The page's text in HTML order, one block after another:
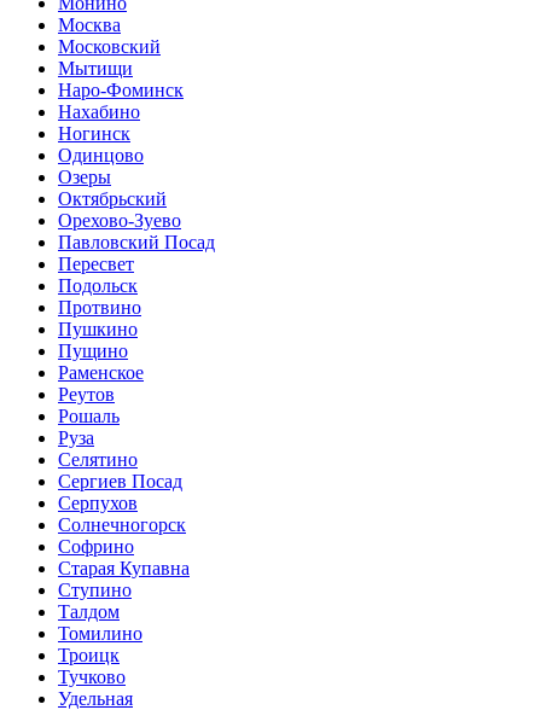
Москва
Московский
Мытищи
Наро-Фоминск
Нахабино
Ногинск
Одинцово
Озеры
Октябрьский
Орехово-Зуево
Павловский Посад
Пересвет
Подольск
Протвино
Пушкино
Пущино
Раменское
Реутов
Рошаль
Руза
Селятино
Сергиев Посад
Серпухов
Солнечногорск
Софрино
Старая Купавна
Ступино
Талдом
Томилино
Троицк
Тучково
Удельная